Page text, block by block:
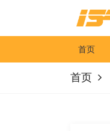
首页
首页